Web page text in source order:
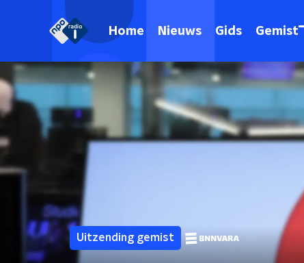
Home Nieuws Gids Gemist
Uitzending gemist